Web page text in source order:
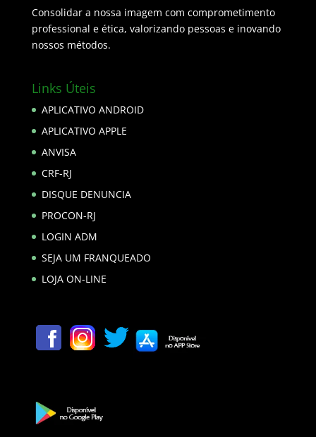
Consolidar a nossa imagem com comprometimento
professional e ética, valorizando pessoas e inovando
nossos métodos.
Links Úteis
APLICATIVO ANDROID
APLICATIVO APPLE
ANVISA
CRF-RJ
DISQUE DENUNCIA
PROCON-RJ
LOGIN ADM
SEJA UM FRANQUEADO
LOJA ON-LINE